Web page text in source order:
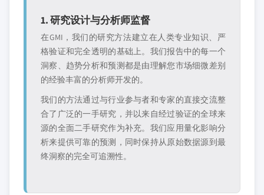
1. 研究设计与分析师监督
在GMI，我们的研究方法建立在人类专业知识、严
格验证和完全透明的基础上。我们报告中的每一个
洞察、趋势分析和预测都是由理解您市场细微差别
的经验丰富的分析师开发的。
我们的方法通过与行业参与者和专家的直接交流整
合了广泛的一手研究，并以来自经过验证的全球来
源的全面二手研究作为补充。我们应用量化影响分
析来提供可靠的预测，同时保持从原始数据源到最
终洞察的完全可追溯性。